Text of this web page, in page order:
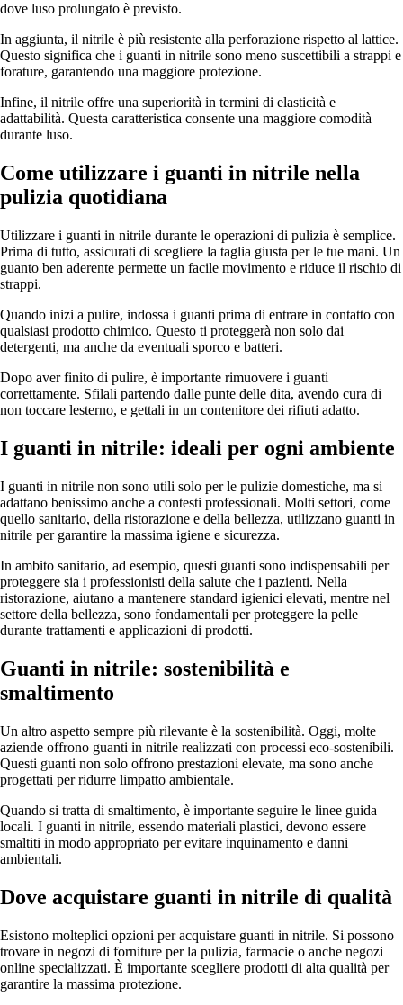
dove luso prolungato è previsto.
In aggiunta, il nitrile è più resistente alla perforazione rispetto al lattice.
Questo significa che i guanti in nitrile sono meno suscettibili a strappi e
forature, garantendo una maggiore protezione.
Infine, il nitrile offre una superiorità in termini di elasticità e
adattabilità. Questa caratteristica consente una maggiore comodità
durante luso.
Come utilizzare i guanti in nitrile nella
pulizia quotidiana
Utilizzare i guanti in nitrile durante le operazioni di pulizia è semplice.
Prima di tutto, assicurati di scegliere la taglia giusta per le tue mani. Un
guanto ben aderente permette un facile movimento e riduce il rischio di
strappi.
Quando inizi a pulire, indossa i guanti prima di entrare in contatto con
qualsiasi prodotto chimico. Questo ti proteggerà non solo dai
detergenti, ma anche da eventuali sporco e batteri.
Dopo aver finito di pulire, è importante rimuovere i guanti
correttamente. Sfilali partendo dalle punte delle dita, avendo cura di
non toccare lesterno, e gettali in un contenitore dei rifiuti adatto.
I guanti in nitrile: ideali per ogni ambiente
I guanti in nitrile non sono utili solo per le pulizie domestiche, ma si
adattano benissimo anche a contesti professionali. Molti settori, come
quello sanitario, della ristorazione e della bellezza, utilizzano guanti in
nitrile per garantire la massima igiene e sicurezza.
In ambito sanitario, ad esempio, questi guanti sono indispensabili per
proteggere sia i professionisti della salute che i pazienti. Nella
ristorazione, aiutano a mantenere standard igienici elevati, mentre nel
settore della bellezza, sono fondamentali per proteggere la pelle
durante trattamenti e applicazioni di prodotti.
Guanti in nitrile: sostenibilità e
smaltimento
Un altro aspetto sempre più rilevante è la sostenibilità. Oggi, molte
aziende offrono guanti in nitrile realizzati con processi eco-sostenibili.
Questi guanti non solo offrono prestazioni elevate, ma sono anche
progettati per ridurre limpatto ambientale.
Quando si tratta di smaltimento, è importante seguire le linee guida
locali. I guanti in nitrile, essendo materiali plastici, devono essere
smaltiti in modo appropriato per evitare inquinamento e danni
ambientali.
Dove acquistare guanti in nitrile di qualità
Esistono molteplici opzioni per acquistare guanti in nitrile. Si possono
trovare in negozi di forniture per la pulizia, farmacie o anche negozi
online specializzati. È importante scegliere prodotti di alta qualità per
garantire la massima protezione.